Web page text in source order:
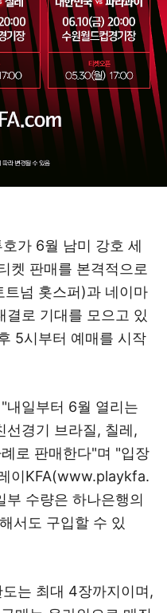
가 6월 남미 강호 세
켓 판매를 본격적으로
트넘 홋스퍼)과 네이마
결로 기대를 모으고 있
5시부터 예매를 시작
내일부터 6월 열리는
선경기 브라질, 칠레,
로 판매한다"며 "입장
이KFA(www.playkfa.
수량은 하나은행의
서도 구입할 수 있
는 최대 4장까지이며,